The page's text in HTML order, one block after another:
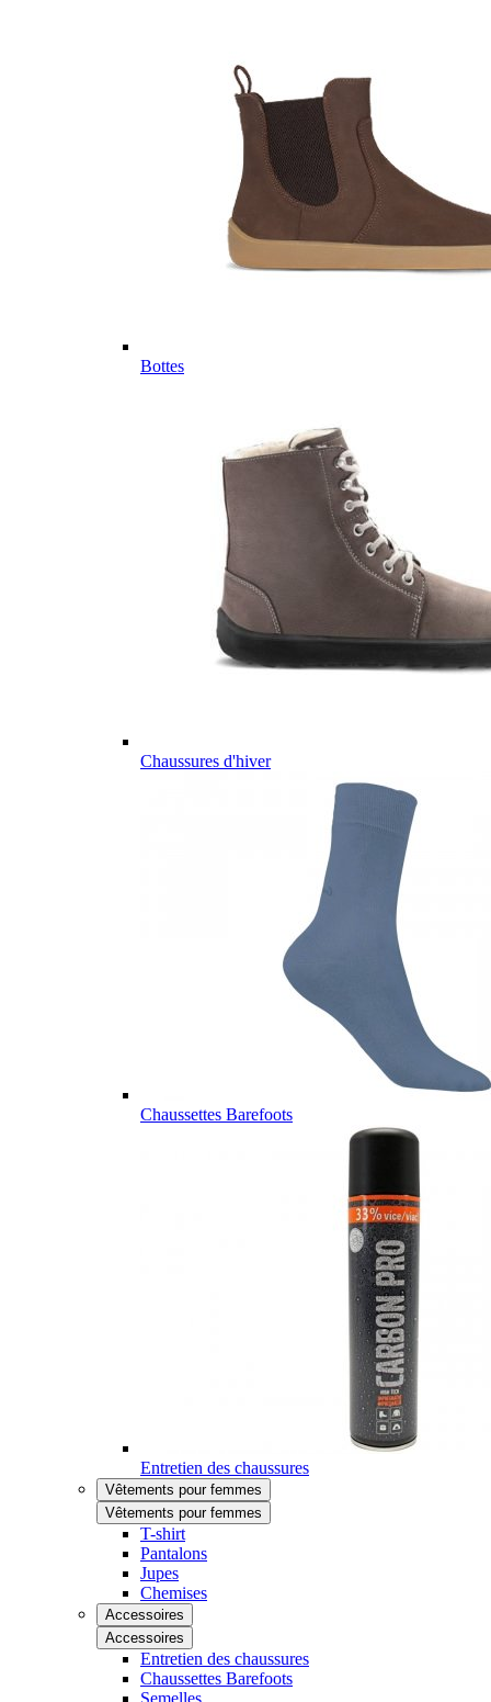
Bottes
Chaussures d'hiver
Chaussettes Barefoots
Entretien des chaussures
Vêtements pour femmes
Vêtements pour femmes
T-shirt
Pantalons
Jupes
Chemises
Accessoires
Accessoires
Entretien des chaussures
Chaussettes Barefoots
Semelles